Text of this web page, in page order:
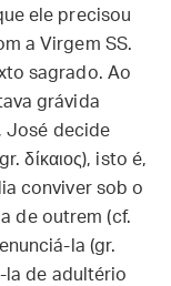
ele precisou
a Virgem SS.
sagrado. Ao
grávida
José decide
δίκαιος), isto é,
conviver sob o
de outrem (cf.
la (gr.
la de adultério